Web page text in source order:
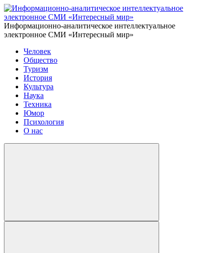
Информационно-аналитическое интеллектуальное
электронное СМИ «Интересный мир»
Человек
Общество
Туризм
История
Культура
Наука
Техника
Юмор
Психология
О нас